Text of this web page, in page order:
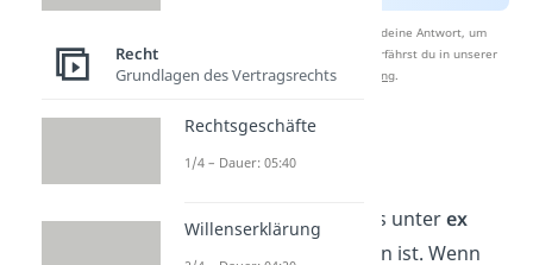
Nach Beantwortung speichern wir deine Antwort, um
Studyflix zu verbessern. Mehr dazu erfährst du in unserer
Datenschutzerklärung.
Tatbestand
Du hast jetzt gelernt, was unterex
zu verstehen ist. Wenn
Recht
Grundlagen des Vertragsrechts
Rechtsgeschäfte
1/4 – Dauer: 05:40
Willenserklärung